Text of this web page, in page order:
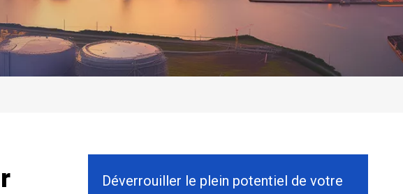
Déverrouiller le plein potentiel de votre